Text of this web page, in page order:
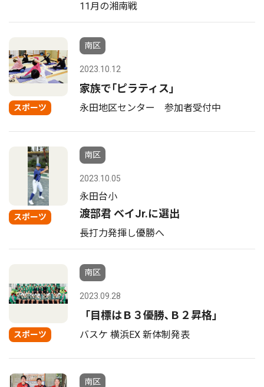
11月の湘南戦
スポーツ
南区
2023.10.12
家族で｢ピラティス｣
永田地区センター 参加者受付中
スポーツ
南区
2023.10.05
永田台小
渡部君 ベイJr.に選出
長打力発揮し優勝へ
スポーツ
南区
2023.09.28
「目標はＢ３優勝､Ｂ２昇格」
バスケ 横浜EX 新体制発表
南区